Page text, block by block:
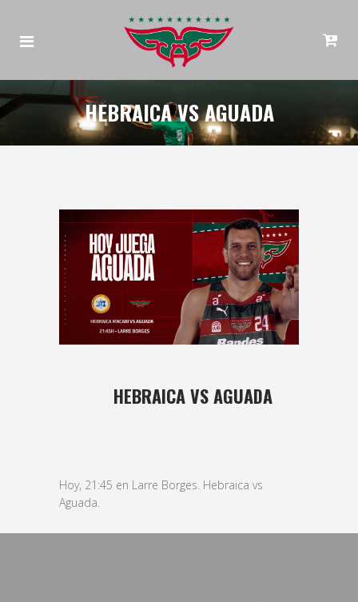
HEBRAICA VS AGUADA
HEBRAICA VS AGUADA
Hoy, 21:45 en Larre Borges. Hebraica vs
Aguada.